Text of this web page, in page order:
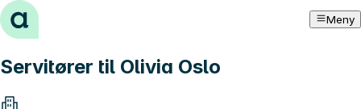
Hopp til innhold Meny
Servitører til Olivia Oslo